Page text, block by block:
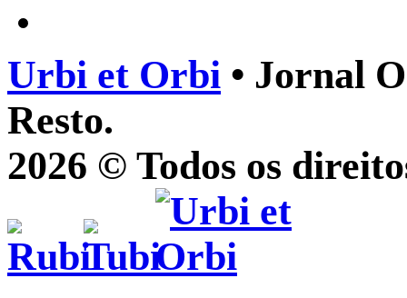
Urbi et Orbi • Jornal
Resto.
2026 © Todos os